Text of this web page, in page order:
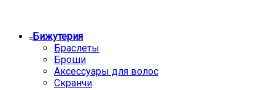
Бижутерия
Браслеты
Броши
Аксессуары для волос
Скранчи